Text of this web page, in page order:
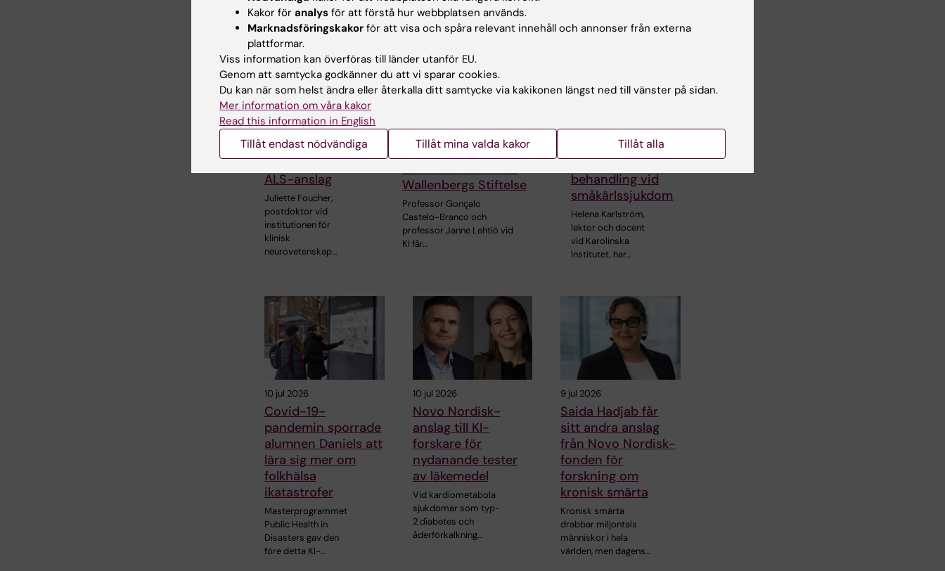
27 jul 2026
Juliette Foucher
tilldelas
prestigefyllt
internationellt
ALS-anslag
Juliette Foucher,
postdoktor vid
institutionen för
klinisk
neurovetenskap…
Två KI-forskare får
innovationsfinansiering
Wallenbergs Stiftelse
Professor Gonçalo
Castelo-Branco och
professor Janne Lehtiö vid
KI får…
15 jul 2026
får Novo Nordisk-
anslag för
forskning om ny
behandling vid
småkärlssjukdom
Helena Karlström,
lektor och docent
vid Karolinska
Institutet, har…
10 jul 2026
Covid-19-
pandemin sporrade
alumnen Daniels att
lära sig mer om
folkhälsa
ikatastrofer
Masterprogrammet
Public Health in
Disasters gav den
före detta KI-…
10 jul 2026
Novo Nordisk-
anslag till KI-
forskare för
nydanande tester
av läkemedel
Vid kardiometabola
sjukdomar som typ-
2 diabetes och
åderförkalkning…
9 jul 2026
Saida Hadjab får
sitt andra anslag
från Novo Nordisk-
fonden för
forskning om
kronisk smärta
Kronisk smärta
drabbar miljontals
människor i hela
världen, men dagens…
Kakor för analys för att förstå hur webbplatsen används.
Marknadsföringskakor för att visa och spåra relevant innehåll och annonser från externa
plattformar.
Viss information kan överföras till länder utanför EU.
Genom att samtycka godkänner du att vi sparar cookies.
Du kan när som helst ändra eller återkalla ditt samtycke via kakikonen längst ned till vänster på sidan.
Mer information om våra kakor
Read this information in English
Tillåt endast nödvändiga Tillåt mina valda kakor Tillåt alla